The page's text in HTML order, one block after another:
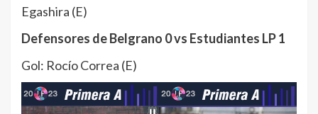
Egashira (E)
Defensores de Belgrano 0 vs Estudiantes LP 1
Gol: Rocío Correa (E)